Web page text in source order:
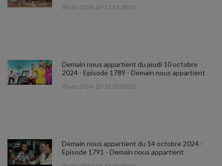
Posté :2024-10-11 11:30:01
Demain nous appartient du jeudi 10 octobre
2024 - Episode 1789 - Demain nous appartient
Posté :2024-10-10 20:00:02
Demain nous appartient du 14 octobre 2024 -
Episode 1791 - Demain nous appartient